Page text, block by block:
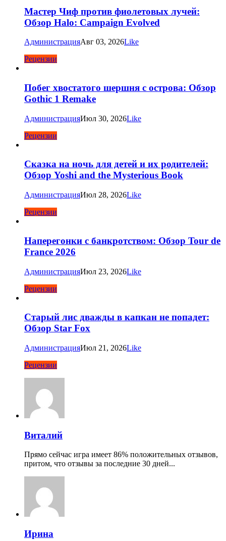
Мастер Чиф против фиолетовых лучей:
Обзор Halo: Campaign Evolved
АдминистрацияАвг 03, 2026Like
Рецензии
Побег хвостатого шершня с острова: Обзор
Gothic 1 Remake
АдминистрацияИюл 30, 2026Like
Рецензии
Сказка на ночь для детей и их родителей:
Обзор Yoshi and the Mysterious Book
АдминистрацияИюл 28, 2026Like
Рецензии
Наперегонки с банкротством: Обзор Tour de
France 2026
АдминистрацияИюл 23, 2026Like
Рецензии
Старый лис дважды в капкан не попадет:
Обзор Star Fox
АдминистрацияИюл 21, 2026Like
Рецензии
Виталий
Прямо сейчас игра имеет 86% положительных отзывов,
притом, что отзывы за последние 30 дней...
Ирина